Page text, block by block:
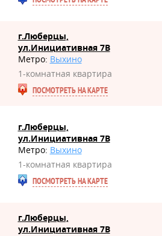
г.Люберцы,
ул.Инициативная 7В
Метро: Выхино
1-комнатная квартира
ПОСМОТРЕТЬ НА КАРТЕ
г.Люберцы,
ул.Инициативная 7В
Метро: Выхино
1-комнатная квартира
ПОСМОТРЕТЬ НА КАРТЕ
г.Люберцы,
ул.Инициативная 7В